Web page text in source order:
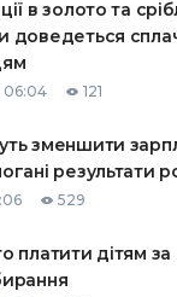
в золото та
доведеться
06:04 121
зменшити
результати
529
платити дітям за